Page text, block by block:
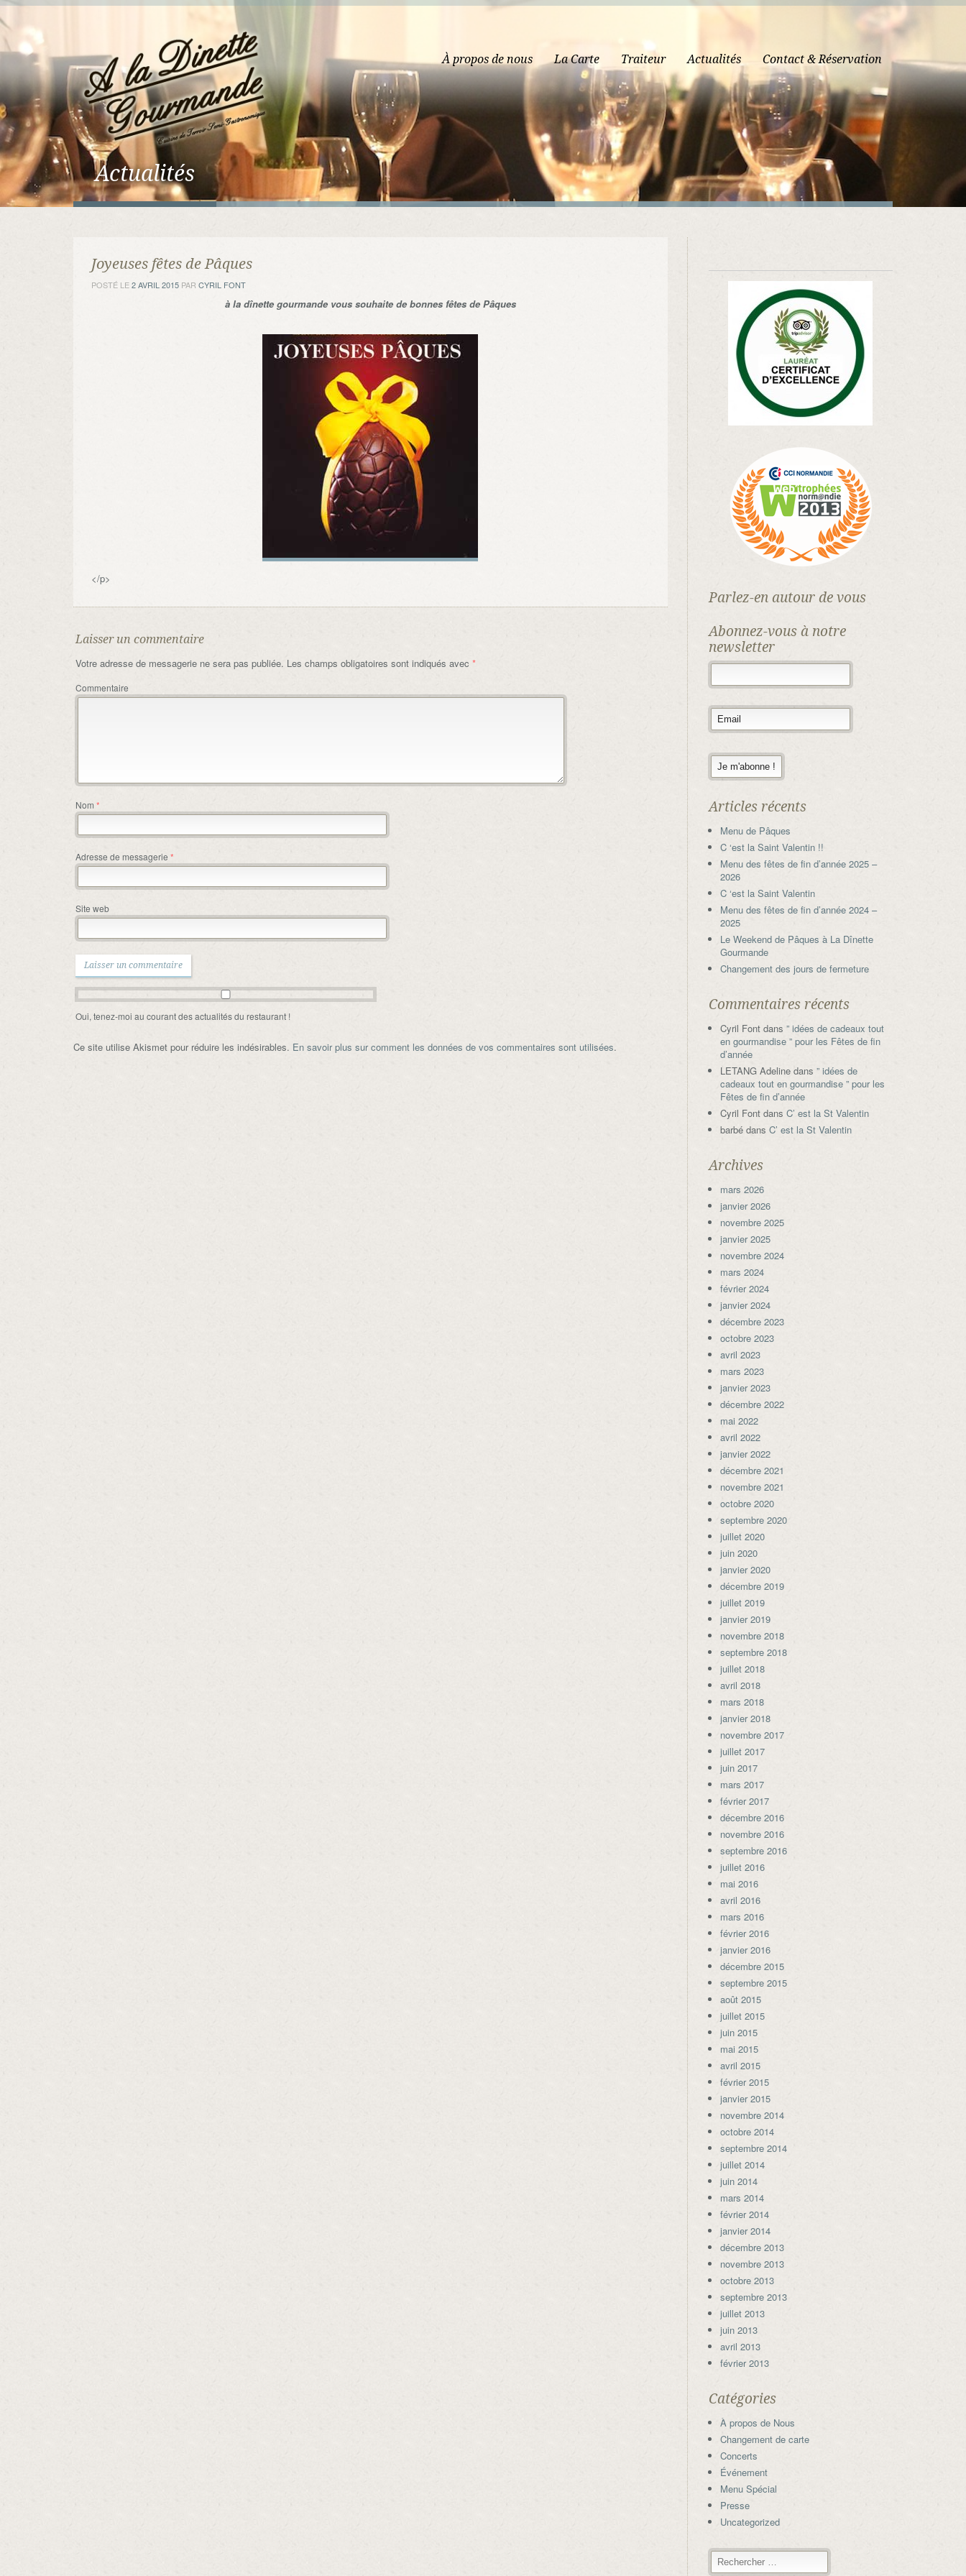
À propos de nous La Carte Traiteur Actualités Contact & Réservation
Actualités
Joyeuses fêtes de Pâques
POSTÉ LE2 AVRIL 2015 PAR CYRIL FONT
à la dînette gourmande vous souhaite de bonnes fêtes de Pâques
</p>
Laisser un commentaire
Votre adresse de messagerie ne sera pas publiée. Les champs obligatoires sont indiqués avec *
Commentaire
Nom *
Adresse de messagerie *
Site web
Oui, tenez-moi au courant des actualités du restaurant !
Ce site utilise Akismet pour réduire les indésirables. En savoir plus sur comment les données de vos commentaires sont utilisées.
Parlez-en autour de vous
Abonnez-vous à notre
newsletter
Articles récents
Menu de Pâques
C ‘est la Saint Valentin !!
Menu des fêtes de fin d’année 2025 –
2026
C ‘est la Saint Valentin
Menu des fêtes de fin d’année 2024 –
2025
Le Weekend de Pâques à La Dînette
Gourmande
Changement des jours de fermeture
Commentaires récents
Cyril Fontdans ” idées de cadeaux tout
en gourmandise ” pour les Fêtes de fin
d’année
LETANG Adelinedans ” idées de
cadeaux tout en gourmandise ” pour les
Fêtes de fin d’année
Cyril Fontdans C’ est la St Valentin
barbédans C’ est la St Valentin
Archives
mars 2026
janvier 2026
novembre 2025
janvier 2025
novembre 2024
mars 2024
février 2024
janvier 2024
décembre 2023
octobre 2023
avril 2023
mars 2023
janvier 2023
décembre 2022
mai 2022
avril 2022
janvier 2022
décembre 2021
novembre 2021
octobre 2020
septembre 2020
juillet 2020
juin 2020
janvier 2020
décembre 2019
juillet 2019
janvier 2019
novembre 2018
septembre 2018
juillet 2018
avril 2018
mars 2018
janvier 2018
novembre 2017
juillet 2017
juin 2017
mars 2017
février 2017
décembre 2016
novembre 2016
septembre 2016
juillet 2016
mai 2016
avril 2016
mars 2016
février 2016
janvier 2016
décembre 2015
septembre 2015
août 2015
juillet 2015
juin 2015
mai 2015
avril 2015
février 2015
janvier 2015
novembre 2014
octobre 2014
septembre 2014
juillet 2014
juin 2014
mars 2014
février 2014
janvier 2014
décembre 2013
novembre 2013
octobre 2013
septembre 2013
juillet 2013
juin 2013
avril 2013
février 2013
Catégories
À propos de Nous
Changement de carte
Concerts
Événement
Menu Spécial
Presse
Uncategorized